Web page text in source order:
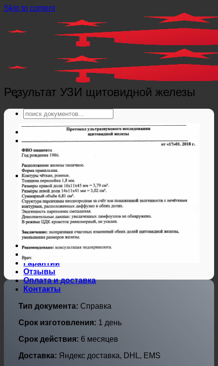
Skip to content
Справки
Мед справки
Справки из гос. органов
Справки ЗАГС
Дипломы и аттестаты
Дипломы РФ
Аттестаты РФ
Дипломы и аттестаты Беларуси
Дипломы и аттестаты Казахстана
Дипломы и аттестаты Украины
Дипломы по профессиям
Дипломы по городам
Нотариальные и юр. услуги
Свидетельства ЗАГС
Гарантии
Отзывы
Оплата и доставка
Контакты
Результат УЗИ щитовидной железы
Тип документа: Справка
Срок изготовления: 1 день
Срок действия: 6 месяцев
Доставка: Яндекс доставка, DHL, EMS